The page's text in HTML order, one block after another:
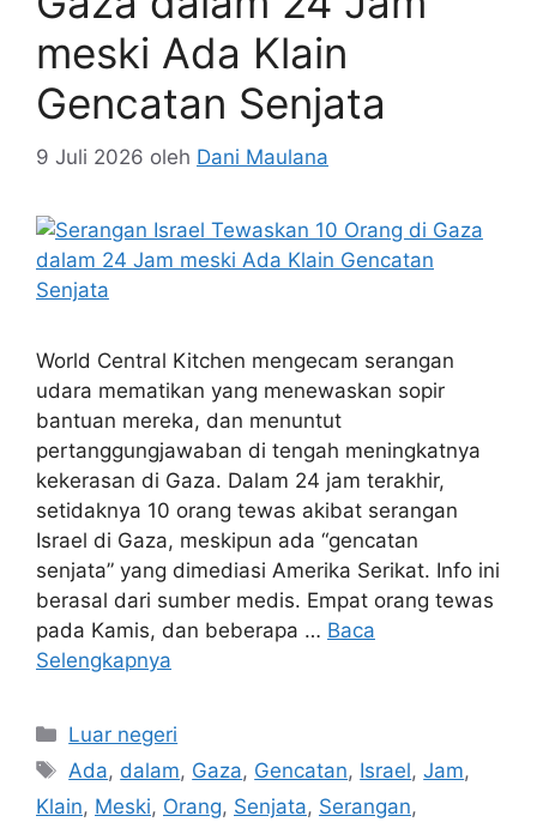
meski Ada Klain
Gencatan Senjata
9 Juli 2026 oleh Dani Maulana
World Central Kitchen mengecam serangan
udara mematikan yang menewaskan sopir
bantuan mereka, dan menuntut
pertanggungjawaban di tengah meningkatnya
kekerasan di Gaza. Dalam 24 jam terakhir,
setidaknya 10 orang tewas akibat serangan
Israel di Gaza, meskipun ada “gencatan
senjata” yang dimediasi Amerika Serikat. Info ini
berasal dari sumber medis. Empat orang tewas
pada Kamis, dan beberapa … Baca
Selengkapnya
Kategori
Luar negeri
Tag
Ada, dalam, Gaza, Gencatan, Israel,Jam,
Klain, Meski, Orang, Senjata, Serangan,